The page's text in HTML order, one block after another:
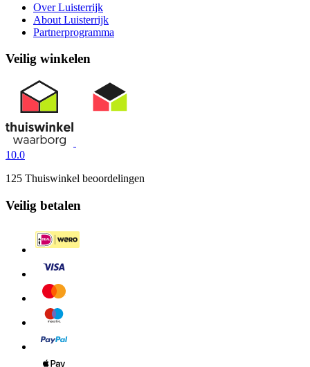
Over Luisterrijk
About Luisterrijk
Partnerprogramma
Veilig winkelen
10.0
125 Thuiswinkel beoordelingen
Veilig betalen